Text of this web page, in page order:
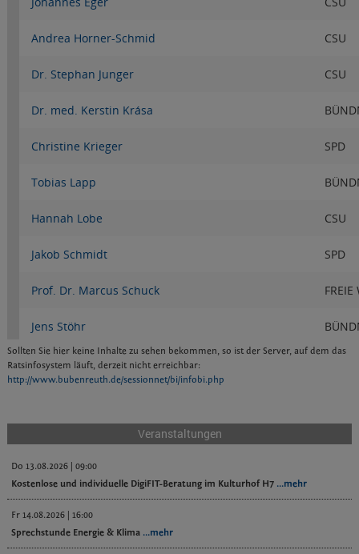
Veranstaltungen
Do 13.08.2026 | 09:00
Kostenlose und individuelle DigiFIT-Beratung im Kulturhof H7 ...mehr
Fr 14.08.2026 | 16:00
Sprechstunde Energie & Klima ...mehr
Sollten Sie hier keine Inhalte zu sehen bekommen, so ist der Server, auf dem das
Ratsinfosystem läuft, derzeit nicht erreichbar:
http://www.bubenreuth.de/sessionnet/bi/infobi.php